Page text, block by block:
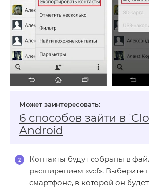
6 способов зайти в
Android
Контакты будут собраны в
расширением «vcf». Выберите
смартфоне, в которой он будет